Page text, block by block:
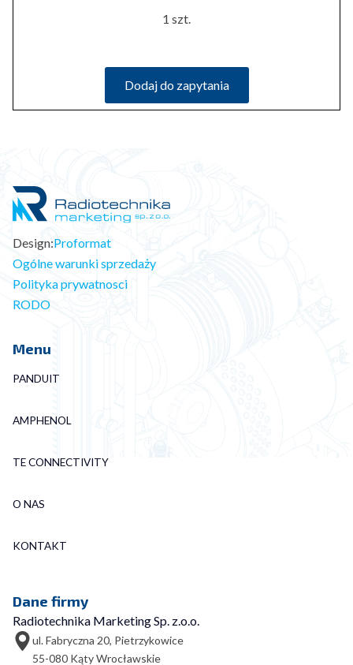
1 szt.
Dodaj do zapytania
Design:Proformat
Ogólne warunki sprzedaży
Polityka prywatnosci
RODO
Menu
PANDUIT
AMPHENOL
TE CONNECTIVITY
O NAS
KONTAKT
Dane firmy
Radiotechnika Marketing Sp. z.o.o.
ul. Fabryczna 20, Pietrzykowice
55-080 Kąty Wrocławskie